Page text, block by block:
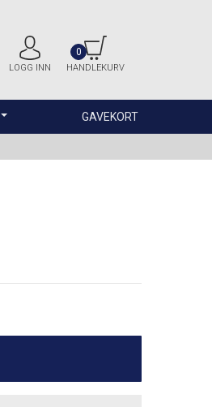
LOGG INN HANDLEKURV
0
GAVEKORT